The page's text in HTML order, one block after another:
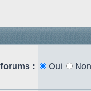
: Oui Non